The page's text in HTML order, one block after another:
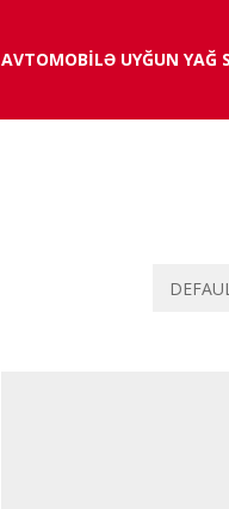
AVTOMOBİLƏ UYĞUN YAĞ